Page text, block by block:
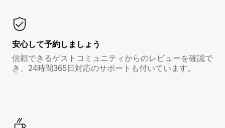
安心して予約しましょう
信頼できるゲストコミュニティからのレビューを確認で
き、24時間365日対応のサポートも付いています。